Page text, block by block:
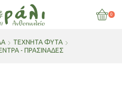
0
ΤΕΧΝΗΤΑ ΦΥΤΑ
- ΠΡΑΣΙΝΆΔΕΣ